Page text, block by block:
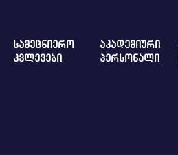
ᲡᲐᲛᲔᲪᲜᲘᲔᲠᲝ
ᲙᲕᲚᲔᲕᲔᲑᲘ
ᲐᲙᲐᲓᲔᲛᲘᲣᲠᲘ
ᲞᲔᲠᲡᲝᲜᲐᲚᲘ